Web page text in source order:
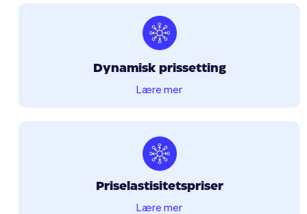
Dynamisk prissetting
Lære mer
Priselastisitetspriser
Lære mer